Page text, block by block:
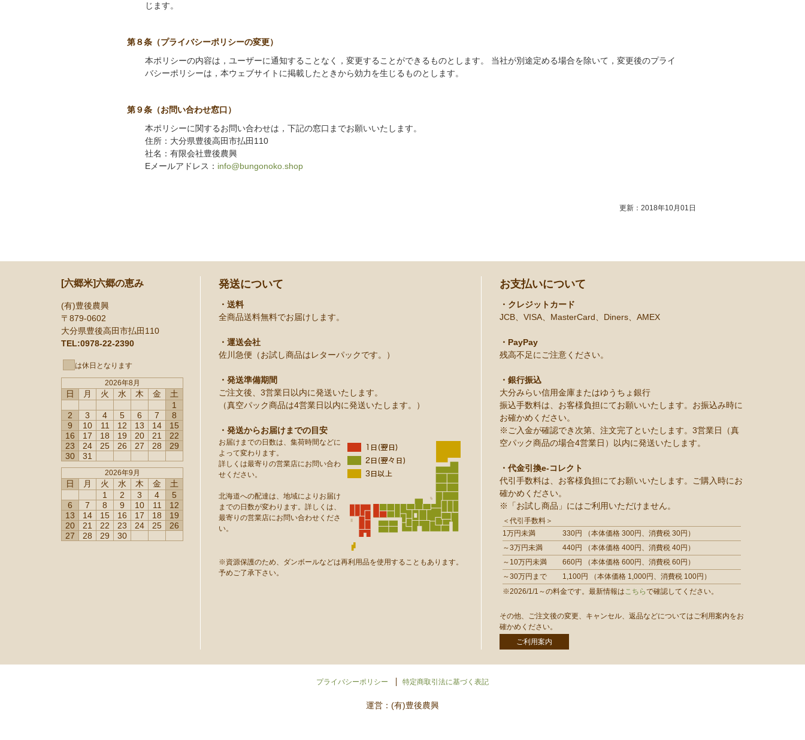
じます。
第８条（プライバシーポリシーの変更）
本ポリシーの内容は，ユーザーに通知することなく，変更することができるものとします。 当社が別途定める場合を除いて，変更後のプライ
バシーポリシーは，本ウェブサイトに掲載したときから効力を生じるものとします。
第９条（お問い合わせ窓口）
本ポリシーに関するお問い合わせは，下記の窓口までお願いいたします。
住所：大分県豊後高田市払田110
社名：有限会社豊後農興
Eメールアドレス： info@bungonoko.shop
更新：2018年10月01日
[六郷米]六郷の恵み
(有)豊後農興
〒879-0602
大分県豊後高田市払田110
TEL:0978-22-2390
は休日となります
2026年8月
日 月 火 水 木 金
土
1
2
3 4 5 6 7
8
9
10 11 12 13 14
15
16
17 18 19 20 21
22
23
24 25 26 27 28
29
30
31
2026年9月
日 月 火 水 木 金
土
1
2 3 4
5
6
7 8 9 10 11
12
13
14 15 16 17 18
19
20
21 22 23 24 25
26
27
28 29 30
発送について
・送料
全商品送料無料でお届けします。
・運送会社
佐川急便（お試し商品はレターパックです。）
・発送準備期間
ご注文後、3営業日以内に発送いたします。
（真空パック商品は4営業日以内に発送いたします。）
・発送からお届けまでの目安
お届けまでの日数は、集荷時間などに
よって変わります。
詳しくは最寄りの営業店にお問い合わ
せください。
北海道への配達は、地域によりお届け
までの日数が変わります。詳しくは、
最寄りの営業店にお問い合わせくださ
い。
※資源保護のため、ダンボールなどは再利用品を使用することもあります。
予めご了承下さい。
お支払いについて
・クレジットカード
JCB、VISA、MasterCard、Diners、AMEX
・PayPay
残高不足にご注意ください。
・銀行振込
大分みらい信用金庫またはゆうちょ銀行
振込手数料は、お客様負担にてお願いいたします。お振込み時に
お確かめください。
※ご入金が確認でき次第、注文完了といたします。3営業日（真
空パック商品の場合4営業日）以内に発送いたします。
・代金引換e-コレクト
代引手数料は、お客様負担にてお願いいたします。ご購入時にお
確かめください。
※「お試し商品」にはご利用いただけません。
＜代引手数料＞
1万円未満
330円 （本体価格 300円、消費税 30円）
～3万円未満
440円 （本体価格 400円、消費税 40円）
～10万円未満
660円 （本体価格 600円、消費税 60円）
～30万円まで
1,100円 （本体価格 1,000円、消費税 100円）
※2026/1/1～の料金です。最新情報はこちらで確認してください。
その他、ご注文後の変更、キャンセル、返品などについてはご利用案内をお
確かめください。
ご利用案内
プライバシーポリシー 特定商取引法に基づく表記
運営：(有)豊後農興